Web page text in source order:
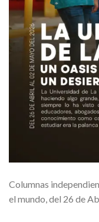
Columnas
el mundo, del 26 de